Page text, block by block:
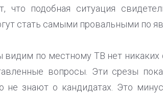
что подобная ситуация
стать самыми провальными по
видим по местному ТВ нет
вопросы. Эти срезы
не знают о кандидатах. Это